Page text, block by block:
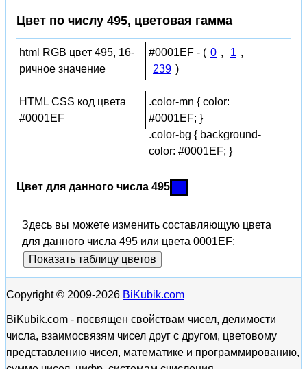
Цвет по числу 495, цветовая гамма
html RGB цвет 495, 16-
ричное значение
#0001EF - ( 0 , 1 ,
239 )
HTML CSS код цвета
#0001EF
.color-mn { color:
#0001EF; }
.color-bg { background-
color: #0001EF; }
Цвет для данного числа 495
Здесь вы можете изменить составляющую цвета
для данного числа 495 или цвета 0001EF:
Показать таблицу цветов
Copyright © 2009-2026 BiKubik.com
BiKubik.com - посвящен свойствам чисел, делимости
числа, взаимосвязям чисел друг с другом, цветовому
представлению чисел, математике и программированию,